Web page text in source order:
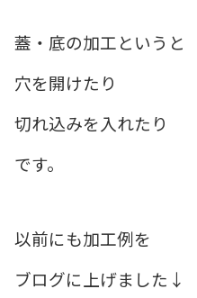
蓋・底の加工というと
穴を開けたり
切れ込みを入れたり
です。
以前にも加工例を
ブログに上げました↓